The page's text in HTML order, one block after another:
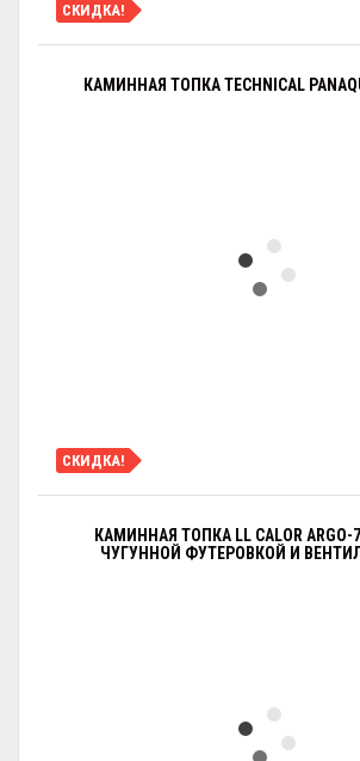
СКИДКА!
КАМИННАЯ ТОПКА TECHNICAL
СКИДКА!
КАМИННАЯ ТОПКА LL CALOR
ЧУГУННОЙ ФУТЕРОВКОЙ И